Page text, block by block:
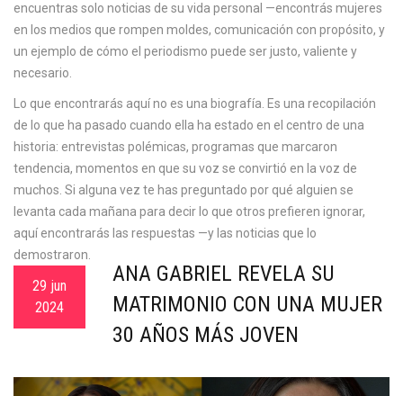
encuentras solo noticias de su vida personal —encontrás mujeres
en los medios que rompen moldes, comunicación con propósito, y
un ejemplo de cómo el periodismo puede ser justo, valiente y
necesario.
Lo que encontrarás aquí no es una biografía. Es una recopilación
de lo que ha pasado cuando ella ha estado en el centro de una
historia: entrevistas polémicas, programas que marcaron
tendencia, momentos en que su voz se convirtió en la voz de
muchos. Si alguna vez te has preguntado por qué alguien se
levanta cada mañana para decir lo que otros prefieren ignorar,
aquí encontrarás las respuestas —y las noticias que lo
demostraron.
29 jun
2024
ANA GABRIEL REVELA SU
MATRIMONIO CON UNA MUJER
30 AÑOS MÁS JOVEN